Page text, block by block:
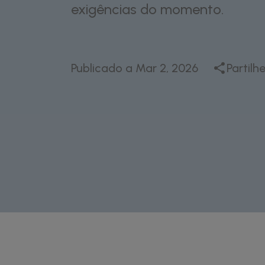
exigências do momento.
Publicado a Mar 2, 2026 Partilhe